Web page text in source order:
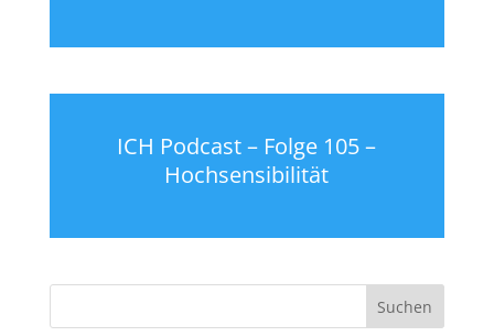
ICH Podcast – Folge 105 –
Hochsensibilität